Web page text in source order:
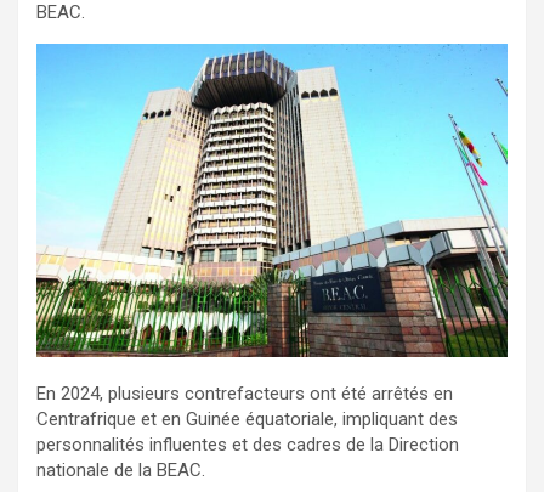
BEAC.
En 2024, plusieurs contrefacteurs ont été arrêtés en
Centrafrique et en Guinée équatoriale, impliquant des
personnalités influentes et des cadres de la Direction
nationale de la BEAC.